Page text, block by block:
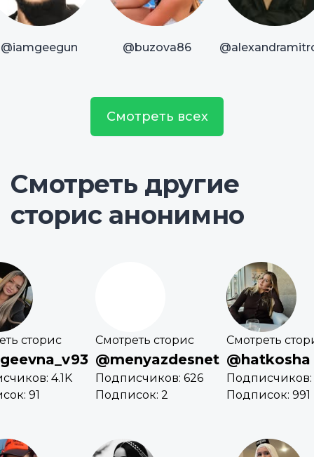
@iamgeegun @buzova86
Смотреть всех
Смотреть другие
сторис анонимно
сторис
4.1K
91
Смотреть сторис
@menyazdesnet
Подписчиков: 626
Подписок: 2
Смотреть
@hatkosha
Подписчиков:
Подписок: 991